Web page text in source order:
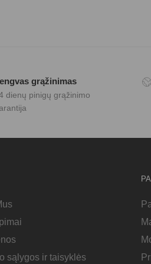
dovanėlės, visiems
arba buvo atsiųstas ne tos
grąžinimas
dienų pinigų grąžinimo
sąlygos ir taisyklės